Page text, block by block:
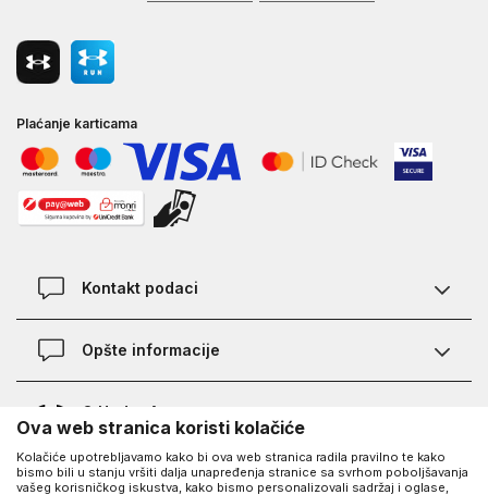
Plaćanje karticama
Kontakt podaci
Kontakt
Opšte informacije
Provjera statusa porudžbine
Najčešća pitanja
O Under Armour-u
O nama - priča o UA
UA Social
Ova web stranica koristi kolačiće
Kolačiće upotrebljavamo kako bi ova web stranica radila pravilno te kako
bismo bili u stanju vršiti dalja unapređenja stranice sa svrhom poboljšavanja
vašeg korisničkog iskustva, kako bismo personalizovali sadržaj i oglase,